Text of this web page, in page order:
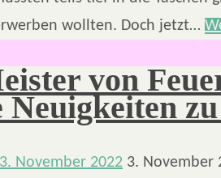
wollten. Doch jetzt…
von
Neuigkeiten
3. November 2022 3. November